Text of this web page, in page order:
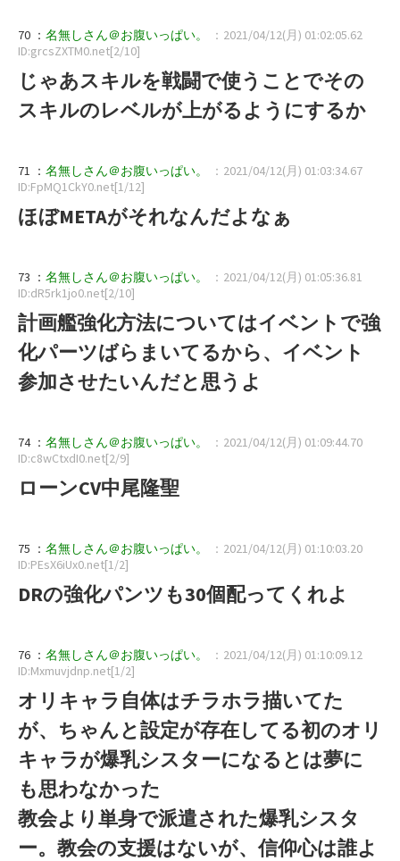
70 ： 名無しさん＠お腹いっぱい。
：2021/04/12(月) 01:02:05.62
ID:grcsZXTM0.net[2/10]
じゃあスキルを戦闘で使うことでその
スキルのレベルが上がるようにするか
71 ： 名無しさん＠お腹いっぱい。
：2021/04/12(月) 01:03:34.67
ID:FpMQ1CkY0.net[1/12]
ほぼMETAがそれなんだよなぁ
73 ： 名無しさん＠お腹いっぱい。
：2021/04/12(月) 01:05:36.81
ID:dR5rk1jo0.net[2/10]
計画艦強化方法についてはイベントで強
化パーツばらまいてるから、イベント
参加させたいんだと思うよ
74 ： 名無しさん＠お腹いっぱい。
：2021/04/12(月) 01:09:44.70
ID:c8wCtxdI0.net[2/9]
ローンCV中尾隆聖
75 ： 名無しさん＠お腹いっぱい。
：2021/04/12(月) 01:10:03.20
ID:PEsX6iUx0.net[1/2]
DRの強化パンツも30個配ってくれよ
76 ： 名無しさん＠お腹いっぱい。
：2021/04/12(月) 01:10:09.12
ID:Mxmuvjdnp.net[1/2]
オリキャラ自体はチラホラ描いてた
が、ちゃんと設定が存在してる初のオリ
キャラが爆乳シスターになるとは夢に
も思わなかった
教会より単身で派遣された爆乳シスタ
ー。教会の支援はないが、信仰心は誰よ